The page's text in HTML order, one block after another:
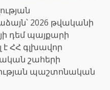
2026 թվականի
դեմ պայքարի
ՀՀ գլխավոր
​​շահերի
պաշտոնական